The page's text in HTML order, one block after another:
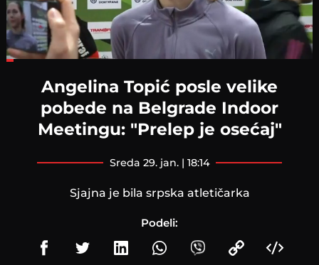
Angelina Topić posle velike
pobede na Belgrade Indoor
Meetingu: "Prelep je osećaj"
sreda 29. jan. | 18:14
Sjajna je bila srpska atletičarka
Podeli: